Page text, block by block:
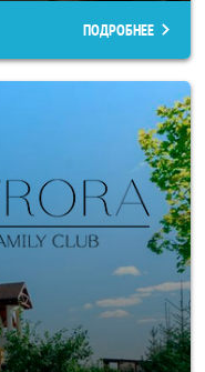
ПОДРОБНЕЕ